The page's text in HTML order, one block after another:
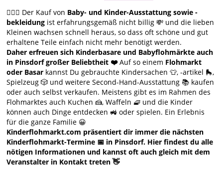
🙋🏻‍♀️ Der Kauf von Baby- und Kinder-Ausstattung sowie -
bekleidung ist erfahrungsgemäß nicht billig 💸 und die lieben
Kleinen wachsen schnell heraus, so dass oft schöne und gut
erhaltene Teile einfach nicht mehr benötigt werden.
Daher erfreuen sich Kinderbasare und Babyflohmärkte auch
in Pinsdorf großer Beliebtheit ❤️Auf so einem Flohmarkt
oder Basar kannst Du gebrauchte Kindersachen 👕, -artikel 🛼,
Spielzeug 🎲 und weitere Second-Hand-Ausstattung 📚 kaufen
oder auch selbst verkaufen. Meistens gibt es im Rahmen des
Flohmarktes auch Kuchen 🍰, Waffeln 🧇 und die Kinder
können auch Dinge entdecken 🚜 oder spielen. Ein Erlebnis
für die ganze Familie 😀
Kinderflohmarkt.com präsentiert dir immer die nächsten
Kinderflohmarkt-Termine 📅 in Pinsdorf. Hier findest du alle
nötigen Informationen und kannst oft auch gleich mit dem
Veranstalter in Kontakt treten 👋